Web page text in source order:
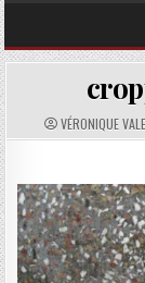
AUTHOR:
VÉRONIQUE